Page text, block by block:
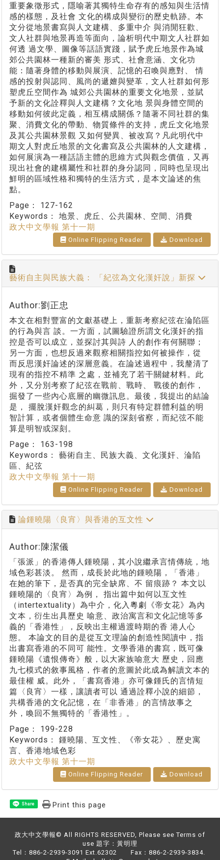
重要象徵形式，隱喻著其獨特生命存有的感知與生活情
感的樣態，及社會 文化的構成與變衍的歷史軌跡。本
文分從地景書寫與人文建構、多重中介 與消閒狂歡、
文人社群與地景再造等面向，論析明代中期文人社群如
何透 過文學、圖像等話語實踐，賦予虎丘地景作為城
郊公共園林一種新的審美 形式、社會意涵、文化功
能：隨著身體的移動與展演、記憶的召喚與應對、 情
感的投射與認同、風尚的遞嬗與變革，文人社群如何形
塑虎丘空間作為 城郊公共園林的重要文化地景，並賦
予新的文化詮釋與人文建構？文化地 景與身體空間的
移動如何彼此定義，相互構成關係？隨著不同社群的集
聚、消費文化的帶動、物質條件的支持，虎丘文化地景
及其公共園林景觀 又如何變異、被改寫？凡此明代中
期文人對虎丘地景的文化書寫及公共園林的人文建構，
如何展演為一種話語主體的思維方式與觀念價值，又再
現出社會的建構屬性和社群的身分認同，同時也呈現出
鮮明的區域性格和獨特的生活方式，是本文論述的焦
點。
Page： 127-162
Keywords： 地景、虎丘、公共園林、空間、消費
政大中文學報 第十一期
Online Flipping Reader Download
藝術自主與民族大義： 「紀弦為文化漢奸說」新探
Author:劉正忠
本文在相對豐富的文獻基礎上，重新考察紀弦在淪陷區
的行為與言 談。一方面，試圖驗證所謂文化漢奸的指
控是否可以成立，並探討其與詩 人的創作有何關聯；
另一方面，也想反過來觀察相關指控如何被操作，從
而反思漢奸論述的深層意義。在論述過程中，我釐清了
現有的指控不精準 之處，並補充了若干關鍵材料。此
外，又分別考察了紀弦在戰前、戰時、 戰後的創作，
掘發了一些內心底層的幽微訊息。最後，我提出的結論
是， 擺脫漢奸觀念的糾葛，則只有特定群體利益的明
智計算，或者個體生命意 識的深刻省察，而紀弦不能
算是明智或深刻。
Page： 163-198
Keywords： 藝術自主、民族大義、文化漢奸、淪陷
區、紀弦
政大中文學報 第十一期
Online Flipping Reader Download
論鍾曉陽〈良宵〉與香港的互文性
Author:陳潔儀
「張派」的香港傳人鍾曉陽，其小說繼承言情傳統，地
域色彩甚淡。 然而，成長於此地的鍾曉陽，「香港」
在她的筆下，是否真的完全缺席、不 留痕跡？ 本文以
鍾曉陽的〈良宵〉為例， 指出篇中如何以互文性
（intertextuality）為中介，化入粵劇《帝女花》為內
文本，衍生出具歷史 喻意、政治寓言和文化記憶等多
義的「香港性」，反映出主權過渡時期的香 港人心
態。 本論文的目的是從互文理論的創造性閱讀中，指
出書寫香港的不同可 能性。文學香港的書寫，既可像
鍾曉陽《遺恨傳奇》般，以大家族喻意大 歷史，回應
九七模式的敘事風格，作者的意圖於此成為解讀文本的
最佳權 威。此外，「書寫香港」亦可像鍾氏的言情短
篇〈良宵〉一樣，讓讀者可以 通過詮釋小說的細節，
共構香港的文化記憶，在「非香港」的言情故事之
外，喚回不無獨特的「香港性」。
Page： 199-228
Keywords： 鍾曉陽、互文性、《帝女花》、歷史寓
言、香港地域色彩
政大中文學報 第十一期
Online Flipping Reader Download
Share Print this page
政大中文學報© All RIGHTS RESERVED, Please see Terms of
use 題字：黃明理
Tel：886-2-2939-3091 Ext.62302 Fax：886-2-2939-3834.